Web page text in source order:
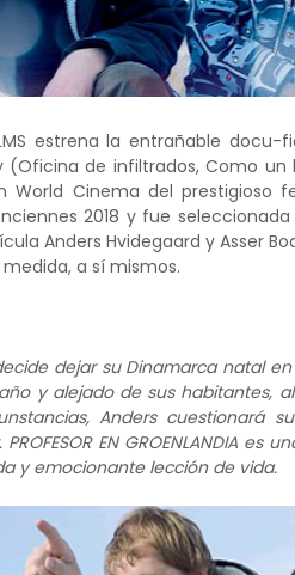
estrena la entrañable docu-
(Oficina de infiltrados, Como
Cinema del prestigioso
2018 y fue seleccionada
Anders Hvidegaard y Asser
a sí mismos.
dejar su Dinamarca natal
y alejado de sus habitantes,
Anders cuestionará
EN GROENLANDIA es
y emocionante lección de vida.